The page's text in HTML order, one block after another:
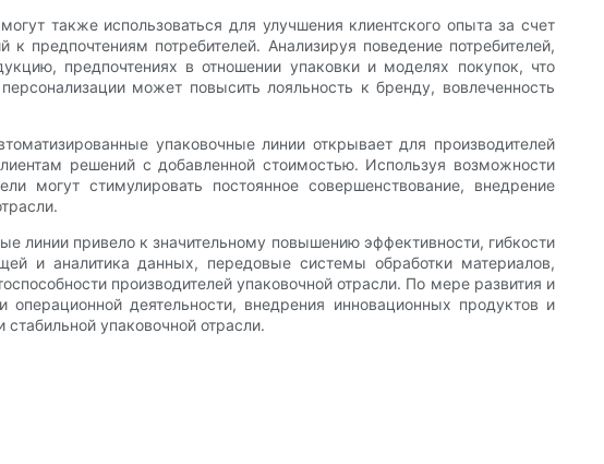
также использоваться для улучшения клиентского опыта за счет
предпочтениям потребителей. Анализируя поведение потребителей,
предпочтениях в отношении упаковки и моделях покупок, что
может повысить лояльность к бренду, вовлеченность
упаковочные линии открывает для производителей
решений с добавленной стоимостью. Используя возможности
могут стимулировать постоянное совершенствование, внедрение
линии привело к значительному повышению эффективности, гибкости
и аналитика данных, передовые системы обработки материалов,
производителей упаковочной отрасли. По мере развития и
деятельности, внедрения инновационных продуктов и
упаковочной отрасли.